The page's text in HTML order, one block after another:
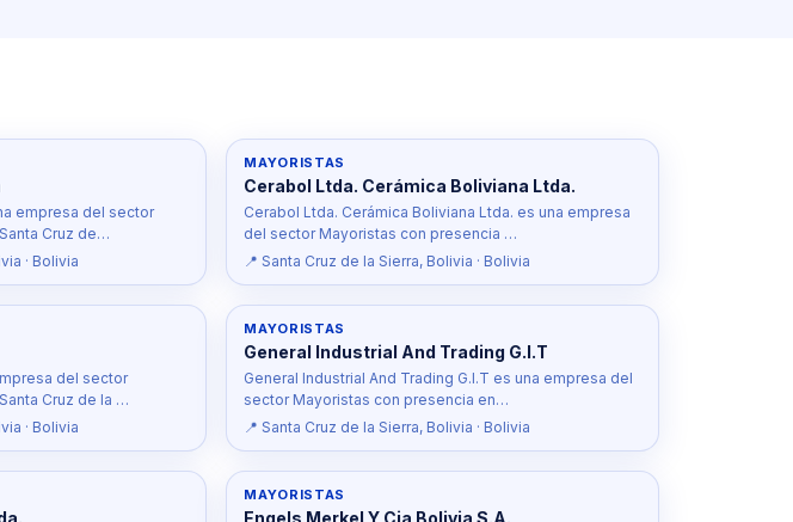
empresa del sector
Cruz de…
· Bolivia
MAYORISTAS
Cerabol Ltda. Cerámica Boliviana Ltda.
Cerabol Ltda. Cerámica Boliviana Ltda. es una empresa
del sector Mayoristas con presencia …
📍 Santa Cruz de la Sierra, Bolivia · Bolivia
del sector
Cruz de la …
· Bolivia
MAYORISTAS
General Industrial And Trading G.I.T
General Industrial And Trading G.I.T es una empresa del
sector Mayoristas con presencia en…
📍 Santa Cruz de la Sierra, Bolivia · Bolivia
MAYORISTAS
Engels Merkel Y Cia Bolivia S.A.